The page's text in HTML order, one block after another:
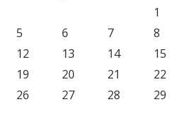
1
5 6 7
8
12 13 14
15
19 20 21
22
26 27 28
29